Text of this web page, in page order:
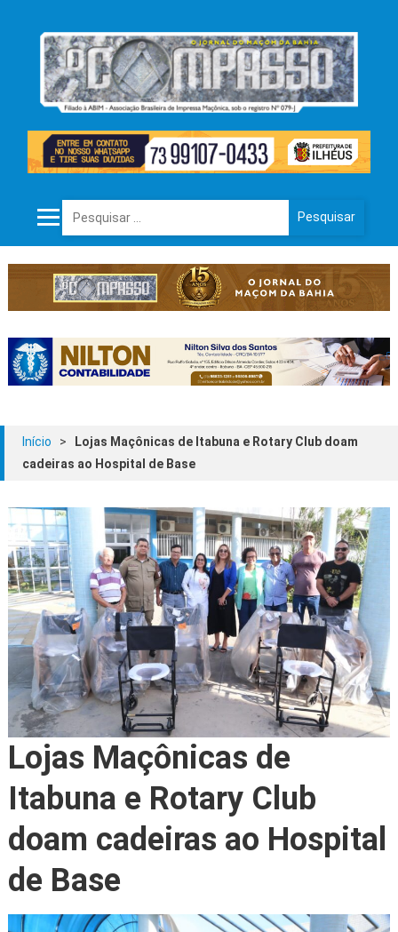
Pesquisar por:
Início >
Lojas Maçônicas de Itabuna e Rotary Club doam
cadeiras ao Hospital de Base
Lojas Maçônicas de
Itabuna e Rotary Club
doam cadeiras ao Hospital
de Base